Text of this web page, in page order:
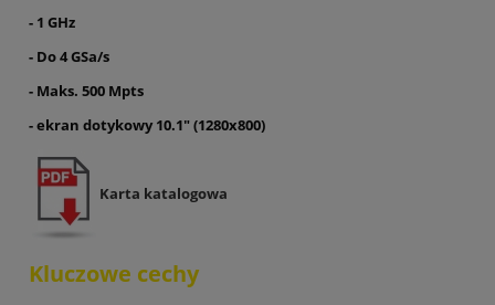
- 1 GHz
- Do 4 GSa/s
- Maks. 500 Mpts
-ekran dotykowy 10.1" (1280x800)
Karta katalogowa
Kluczowe cechy